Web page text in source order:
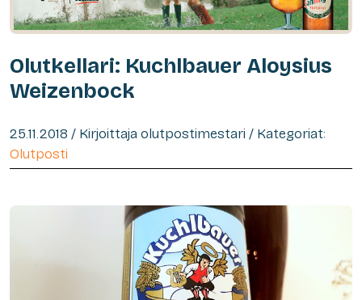
Olutkellari: Kuchlbauer Aloysius
Weizenbock
25.11.2018 / Kirjoittaja olutpostimestari / Kategoriat:
Olutposti